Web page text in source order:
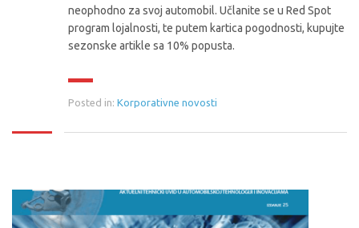
neophodno za svoj automobil. Učlanite se u Red Spot
program lojalnosti, te putem kartica pogodnosti, kupujte
sezonske artikle sa 10% popusta.
Posted in: Korporativne novosti